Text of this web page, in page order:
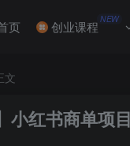
页 创业课程 NEW
文
小红书商单